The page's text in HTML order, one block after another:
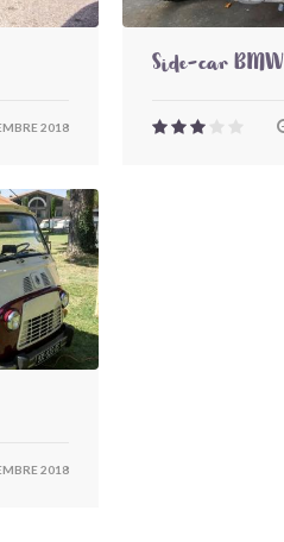
2018
Side-car BMW
2018